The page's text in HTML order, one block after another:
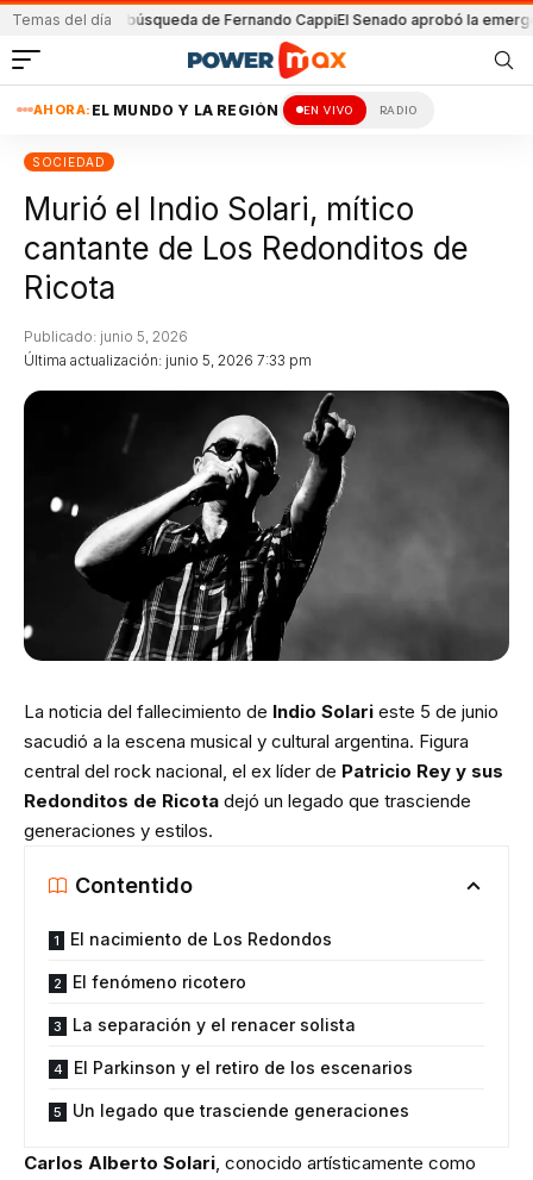
Temas del día
feIntensa búsqueda de Fernando Cappi El Senado aprobó la emergencia
AHORA: EL MUNDO Y LA REGIÓN EN VIVO RADIO
SOCIEDAD
Murió el Indio Solari, mítico
cantante de Los Redonditos de
Ricota
Última actualización: junio 5, 2026 7:33 pm
Publicado: junio 5, 2026
La noticia del fallecimiento de Indio Solari este 5 de junio
sacudió a la escena musical y cultural argentina. Figura
central del rock nacional, el ex líder de Patricio Rey y sus
Redonditos de Ricota dejó un legado que trasciende
generaciones y estilos.
Contentido
El nacimiento de Los Redondos
El fenómeno ricotero
La separación y el renacer solista
El Parkinson y el retiro de los escenarios
Un legado que trasciende generaciones
Carlos Alberto Solari, conocido artísticamente como